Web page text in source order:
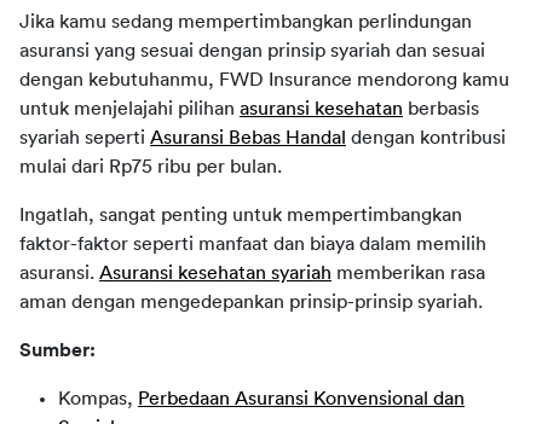
Jika kamu sedang mempertimbangkan perlindungan
asuransi yang sesuai dengan prinsip syariah dan sesuai
dengan kebutuhanmu, FWD Insurance mendorong kamu
untuk menjelajahi pilihan asuransi kesehatan berbasis
syariah seperti Asuransi Bebas Handal dengan kontribusi
mulai dari Rp75 ribu per bulan.
Ingatlah, sangat penting untuk mempertimbangkan
faktor-faktor seperti manfaat dan biaya dalam memilih
asuransi. Asuransi kesehatan syariah memberikan rasa
aman dengan mengedepankan prinsip-prinsip syariah.
Sumber:
Kompas, Perbedaan Asuransi Konvensional dan